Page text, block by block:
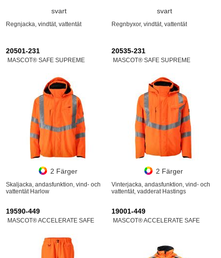
svart
Regnjacka, vindtät, vattentät
svart
Regnbyxor, vindtät, vattentät
20501-231
MASCOT® SAFE SUPREME
2 Färger
Skaljacka, andasfunktion, vind- och
vattentät Harlow
20535-231
MASCOT® SAFE SUPREME
2 Färger
Vinterjacka, andasfunktion, vind- och
vattentät, vadderat Hastings
19590-449
MASCOT® ACCELERATE SAFE
19001-449
MASCOT® ACCELERATE SAFE